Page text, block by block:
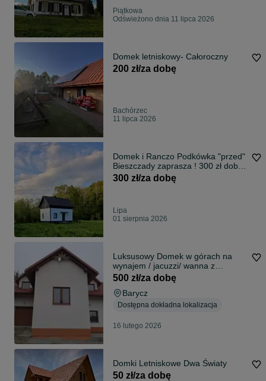
Piątkowa
Odświeżono dnia 11 lipca 2026
Domek letniskowy- Całoroczny
200 zł/za dobę
Bachórzec
11 lipca 2026
Domek i Ranczo Podkówka "przed"
Bieszczady zaprasza ! 300 zł doba
!300 zł/za dobę
Lipa
01 sierpnia 2026
Luksusowy Domek w górach na
wynajem / jacuzzi/ wanna z
hydromasażem
500 zł/za dobę
Barycz
Dostępna dokładna lokalizacja
16 lutego 2026
Domki Letniskowe Dwa Światy
50 zł/za dobę